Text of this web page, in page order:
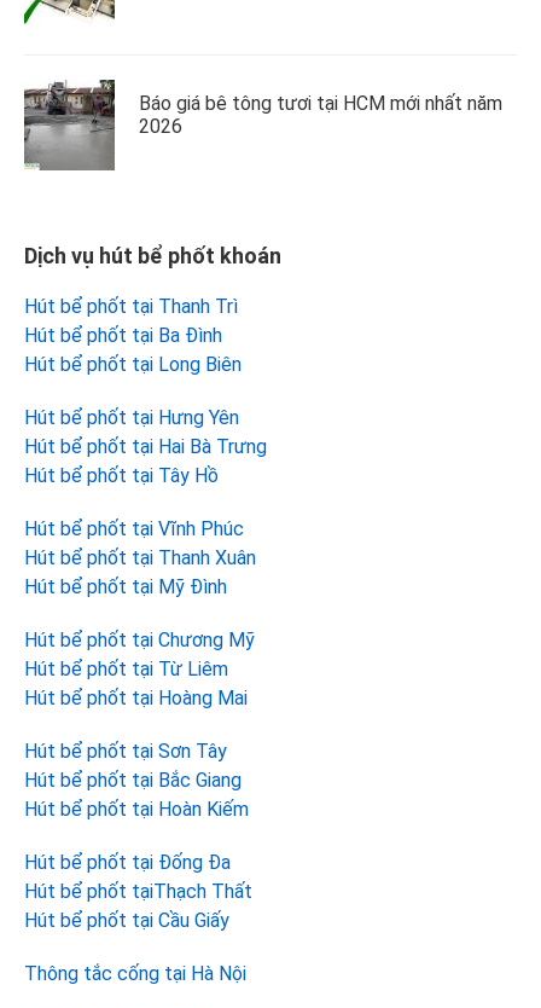
Báo giá bê tông tươi tại HCM mới nhất năm
2026
Dịch vụ hút bể phốt khoán
Hút bể phốt tại Thanh Trì
Hút bể phốt tại Ba Đình
Hút bể phốt tại Long Biên
Hút bể phốt tại Hưng Yên
Hút bể phốt tại Hai Bà Trưng
Hút bể phốt tại Tây Hồ
Hút bể phốt tại Vĩnh Phúc
Hút bể phốt tại Thanh Xuân
Hút bể phốt tại Mỹ Đình
Hút bể phốt tại Chương Mỹ
Hút bể phốt tại Từ Liêm
Hút bể phốt tại Hoàng Mai
Hút bể phốt tại Sơn Tây
Hút bể phốt tại Bắc Giang
Hút bể phốt tại Hoàn Kiếm
Hút bể phốt tại Đống Đa
Hút bể phốt tạiThạch Thất
Hút bể phốt tại Cầu Giấy
Thông tắc cống tại Hà Nội